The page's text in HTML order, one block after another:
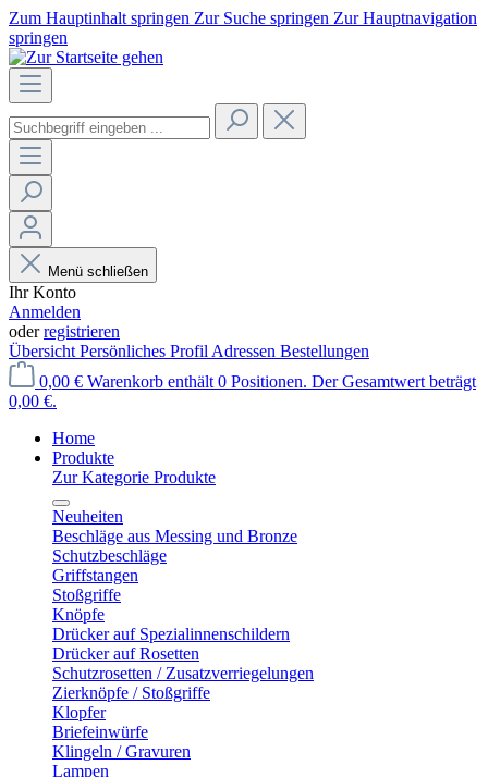
Zum Hauptinhalt springen Zur Suche springen Zur Hauptnavigation
springen
Menü schließen
Ihr Konto
Anmelden
oderregistrieren
Übersicht Persönliches Profil Adressen Bestellungen
0,00 € Warenkorb enthält 0 Positionen. Der Gesamtwert beträgt
0,00 €.
Home
Produkte
Zur Kategorie Produkte
Neuheiten
Beschläge aus Messing und Bronze
Schutzbeschläge
Griffstangen
Stoßgriffe
Knöpfe
Drücker auf Spezialinnenschildern
Drücker auf Rosetten
Schutzrosetten / Zusatzverriegelungen
Zierknöpfe / Stoßgriffe
Klopfer
Briefeinwürfe
Klingeln / Gravuren
Lampen